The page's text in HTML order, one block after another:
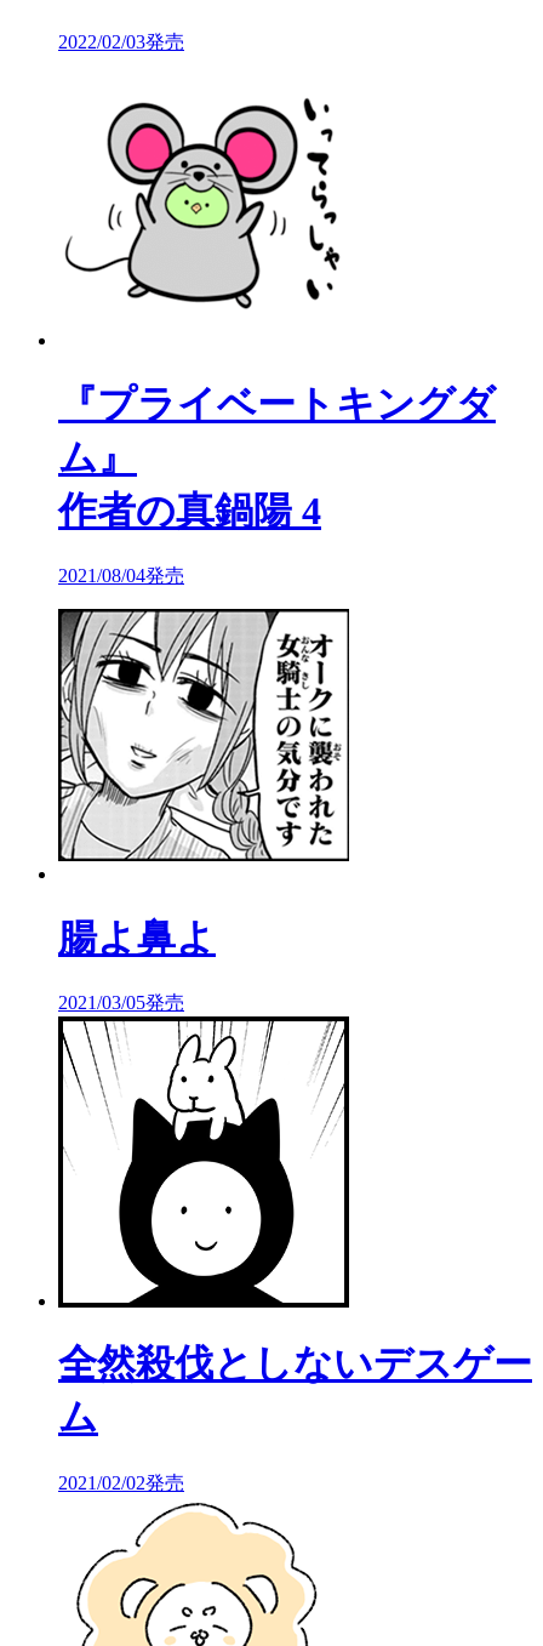
2022/02/03発売
『プライベートキングダ
ム』
作者の真鍋陽 4
2021/08/04発売
腸よ鼻よ
2021/03/05発売
全然殺伐としないデスゲー
ム
2021/02/02発売